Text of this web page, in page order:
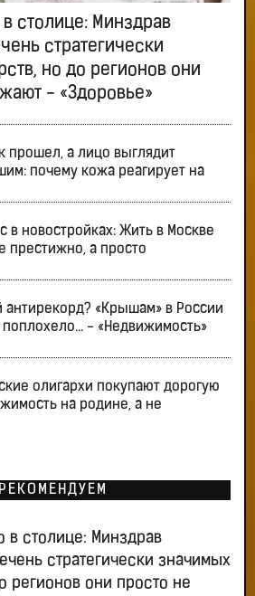
в столице: Минздрав
стратегически
но до регионов они
- «Здоровье»
прошел, а лицо выглядит
почему кожа реагирует на
в новостройках: Жить в Москве
престижно, а просто
антирекорд? «Крышам» в России
поплохело… - «Недвижимость»
олигархи покупают дорогую
на родине, а не
РЕКОМЕНДУЕМ
в столице: Минздрав
стратегически значимых
регионов они просто не